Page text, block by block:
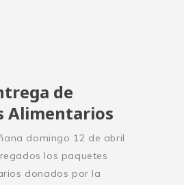
de
Alimentarios
domingo 12 de abril
los paquetes
donados por la